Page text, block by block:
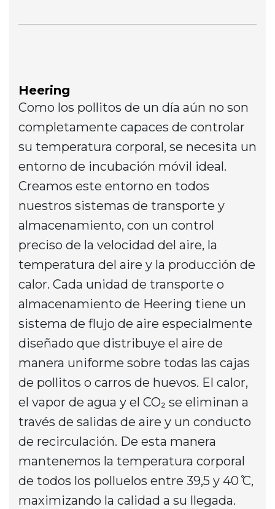
Heering
Como los pollitos de un día aún no son
completamente capaces de controlar
su temperatura corporal, se necesita un
entorno de incubación móvil ideal.
Creamos este entorno en todos
nuestros sistemas de transporte y
almacenamiento, con un control
preciso de la velocidad del aire, la
temperatura del aire y la producción de
calor. Cada unidad de transporte o
almacenamiento de Heering tiene un
sistema de flujo de aire especialmente
diseñado que distribuye el aire de
manera uniforme sobre todas las cajas
de pollitos o carros de huevos. El calor,
el vapor de agua y el CO₂ se eliminan a
través de salidas de aire y un conducto
de recirculación. De esta manera
mantenemos la temperatura corporal
de todos los polluelos entre 39,5 y 40 ̊C,
maximizando la calidad a su llegada.